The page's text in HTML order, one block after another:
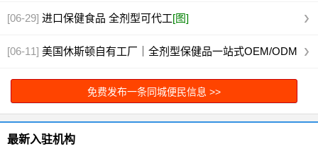
[06-29] 进口保健食品 全剂型可代工[图]
[06-11] 美国休斯顿自有工厂｜全剂型保健品一站式OEM/ODM
代工[图]
免费发布一条同城便民信息 >>
最新入驻机构